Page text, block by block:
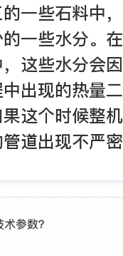
一些石料中，
一些水分。在
这些水分会因
出现的热量二
这个时候整机
道出现不严密
参数？